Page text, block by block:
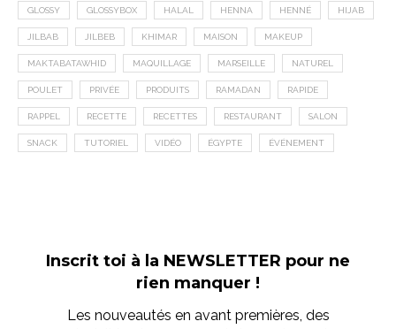
GLOSSY GLOSSYBOX HALAL HENNA HENNÉ HIJAB
JILBAB JILBEB KHIMAR MAISON MAKEUP
MAKTABATAWHID MAQUILLAGE MARSEILLE NATUREL
POULET PRIVÉE PRODUITS RAMADAN RAPIDE
RAPPEL RECETTE RECETTES RESTAURANT SALON
SNACK TUTORIEL VIDÉO ÉGYPTE ÉVÉNEMENT
Inscrit toi à la NEWSLETTER pour ne
rien manquer !
Les nouveautés en avant premières, des